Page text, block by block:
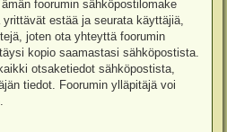
foorumin sähköpostilomake
estää ja seurata käyttäjiä,
joten ota yhteyttä foorumin
kopio saamastasi sähköpostista.
otsaketiedot sähköpostista,
tiedot. Foorumin ylläpitäjä voi